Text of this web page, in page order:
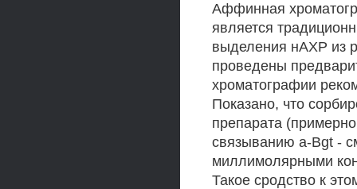
Аффинная
является
выделения нАХР из
проведены
хроматографии
Показано, что
препарата
связыванию a-Bgt -
миллимолярными
Такое сродство к